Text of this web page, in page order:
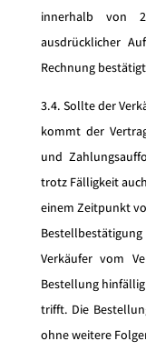
innerhalb von
ausdrücklicher
Rechnung
3.4. Sollte der
kommt der
und
trotz Fälligkeit
einem Zeitpunkt
Verkäufer vom
Bestellung
trifft. Die
ohne weitere